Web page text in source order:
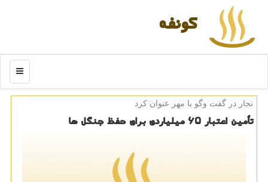
كونفه
منو
نجار در گفت وگو با مهر عنوان كرد
تأمین اعتبار ۶۵ میلیاردی برای حفظ جنگل ها